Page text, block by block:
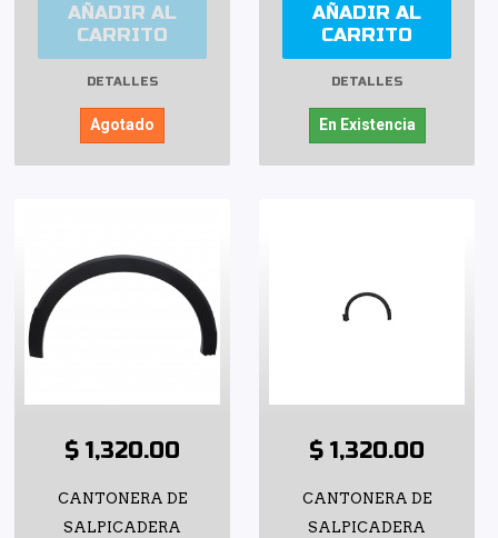
AÑADIR AL
CARRITO
DETALLES
Agotado
AÑADIR AL
CARRITO
DETALLES
En Existencia
$ 1,320.00
CANTONERA DE
SALPICADERA
$ 1,320.00
CANTONERA DE
SALPICADERA